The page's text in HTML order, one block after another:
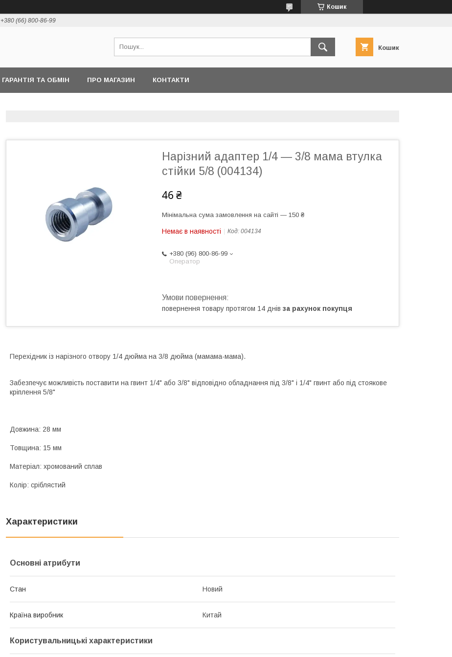
Кошик
+380 (66) 800-86-99
Кошик
ГАРАНТІЯ ТА ОБМІН ПРО МАГАЗИН КОНТАКТИ
Нарізний адаптер 1/4 — 3/8 мама втулка
стійки 5/8 (004134)
46 ₴
Мінімальна сума замовлення на сайті — 150 ₴
Немає в наявності Код: 004134
+380 (96) 800-86-99
Оператор
повернення товару протягом 14 днів за рахунок покупця
Перехідник із нарізного отвору 1/4 дюйма на 3/8 дюйма (мамама-мама).
Забезпечує можливість поставити на гвинт 1/4" або 3/8" відповідно обладнання під 3/8" і 1/4" гвинт або під стоякове
кріплення 5/8"
Довжина: 28 мм
Товщина: 15 мм
Матеріал: хромований сплав
Колір: сріблястий
Характеристики
Основні атрибути
Стан Новий
Країна виробник Китай
Користувальницькі характеристики